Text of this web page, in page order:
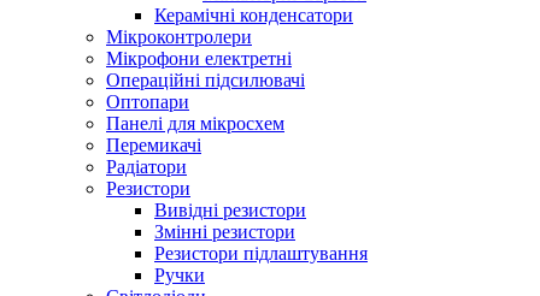
Керамічні конденсатори
Мікроконтролери
Мікрофони електретні
Операційні підсилювачі
Оптопари
Панелі для мікросхем
Перемикачі
Радіатори
Резистори
Вивідні резистори
Змінні резистори
Резистори підлаштування
Ручки